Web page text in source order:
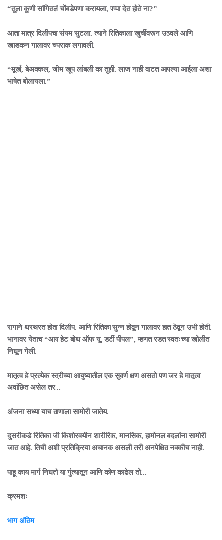
“तुला कुणी सांगितलं चोंबडेपणा करायला, पप्पा देत होते ना?”
आता मात्र दिलीपचा संयम सुटला. त्याने रितिकाला खुर्चीवरून उठवले आणि
खाडकन गालावर चपराक लगावली.
“मूर्ख, बेअक्कल, जीभ खूप लांबली का तुझी. लाज नाही वाटत आपल्या आईला अशा
भाषेत बोलायला.”
रागाने थरथरत होता दिलीप. आणि रितिका सुन्न होवून गालावर हात ठेवून उभी होती.
भानावर येताच “आय हेट बोथ ऑफ यू, डर्टी पीपल”, म्हणत रडत स्वतःच्या खोलीत
निघून गेली.
मातृत्व हे प्रत्येक स्त्रीच्या आयुष्यातील एक सुवर्ण क्षण असतो पण जर हे मातृत्व
अवांछित असेल तर...
अंजना सध्या याच ताणाला सामोरी जातेय.
दुसरीकडे रितिका जी किशोरवयीन शारीरिक, मानसिक, हार्मोनल बदलांना सामोरी
जात आहे. तिची अशी प्रतिक्रिया अचानक असली तरी अनपेक्षित नक्कीच नाही.
पाहू काय मार्ग निघतो या गुंत्यातून आणि कोण काढेल तो...
क्रमशः
भाग अंतिम